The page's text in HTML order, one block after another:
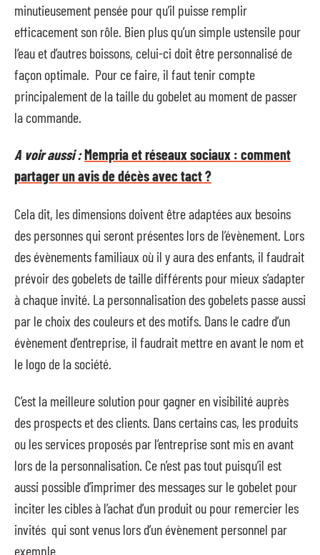
minutieusement pensée pour qu’il puisse remplir
efficacement son rôle. Bien plus qu’un simple ustensile pour
l’eau et d’autres boissons, celui-ci doit être personnalisé de
façon optimale. Pour ce faire, il faut tenir compte
principalement de la taille du gobelet au moment de passer
la commande.
A voir aussi :Mempria et réseaux sociaux : comment
partager un avis de décès avec tact ?
Cela dit, les dimensions doivent être adaptées aux besoins
des personnes qui seront présentes lors de l’évènement. Lors
des évènements familiaux où il y aura des enfants, il faudrait
prévoir des gobelets de taille différents pour mieux s’adapter
à chaque invité. La personnalisation des gobelets passe aussi
par le choix des couleurs et des motifs. Dans le cadre d’un
évènement d’entreprise, il faudrait mettre en avant le nom et
le logo de la société.
C’est la meilleure solution pour gagner en visibilité auprès
des prospects et des clients. Dans certains cas, les produits
ou les services proposés par l’entreprise sont mis en avant
lors de la personnalisation. Ce n’est pas tout puisqu’il est
aussi possible d’imprimer des messages sur le gobelet pour
inciter les cibles à l’achat d’un produit ou pour remercier les
invités qui sont venus lors d’un évènement personnel par
exemple.